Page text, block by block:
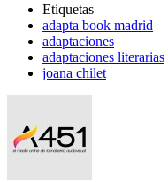
Etiquetas
adapta book madrid
adaptaciones
adaptaciones literarias
joana chilet